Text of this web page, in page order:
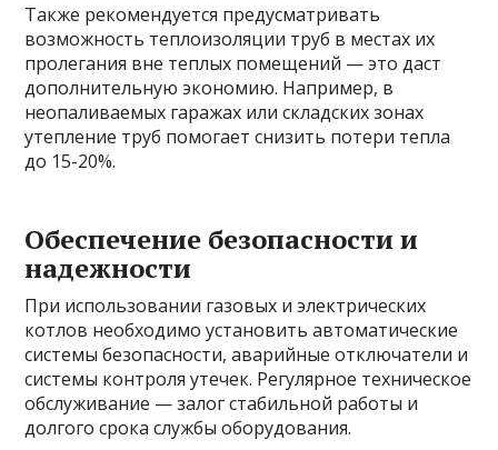
Также рекомендуется предусматривать
возможность теплоизоляции труб в местах их
пролегания вне теплых помещений — это даст
дополнительную экономию. Например, в
неопаливаемых гаражах или складских зонах
утепление труб помогает снизить потери тепла
до 15-20%.
Обеспечение безопасности и
надежности
При использовании газовых и электрических
котлов необходимо установить автоматические
системы безопасности, аварийные отключатели и
системы контроля утечек. Регулярное техническое
обслуживание — залог стабильной работы и
долгого срока службы оборудования.